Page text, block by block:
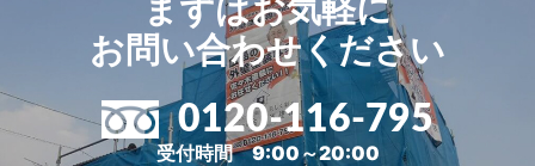
まずはお気軽に
お問い合わせください
0120-116-795
受付時間 9:00～20:00